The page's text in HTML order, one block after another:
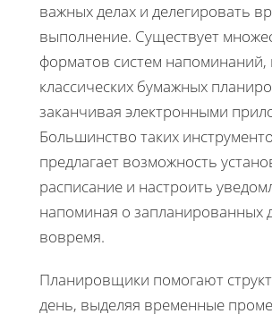
важных делах и делегировать
выполнение. Существует
форматов систем напоминаний,
классических бумажных
заканчивая электронными
Большинство таких
предлагает возможность
расписание и настроить
напоминая о запланированных
вовремя.
Планировщики помогают
день, выделяя временные